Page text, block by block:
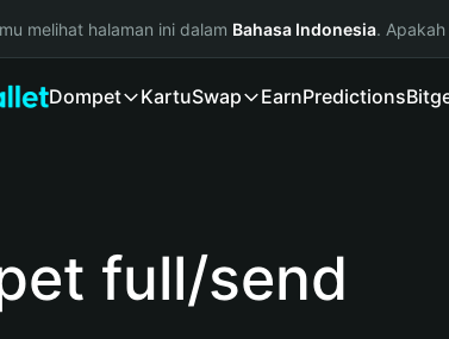
melihat halaman ini dalam Bahasa Indonesia.
Dompet KartuSwap EarnPredictions
full/send